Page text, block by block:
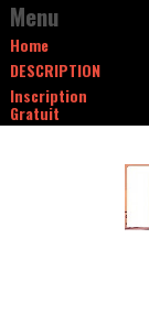
Menu
Home
DESCRIPTION
Inscription
Gratuit